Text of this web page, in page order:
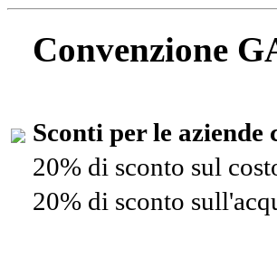
Convenzione
Sconti per le
20% di sconto sul
20% di sconto